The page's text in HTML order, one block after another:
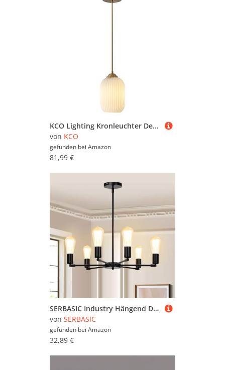
KCO Lighting Kronleuchter Deckenlampe für moderne Küche, Kronleuchter aus Glas für Wohnzimmer, Weiß und Gold, E27, Vintage Pendelleuchte mit verstellbarer Höhe für Insel Küche, Esszimmer
von KCO
gefunden bei Amazon
81,99 €
SERBASIC Industry Hängend Deckenlampe Lampe Decke,Einstellbar E27 6 Flammig Modern Deckenleuchte,Vintage Ceiling Lampe Kkronleuchter Hängelampe für Küche Schlafzimmer Wohnzimmer Flur
von SERBASIC
gefunden bei Amazon
32,89 €